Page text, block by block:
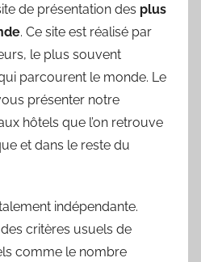
de présentation des plus
. Ce site est réalisé par
le plus souvent
parcourent le monde. Le
présenter notre
hôtels que l’on retrouve
et dans le reste du
indépendante.
critères usuels de
comme le nombre